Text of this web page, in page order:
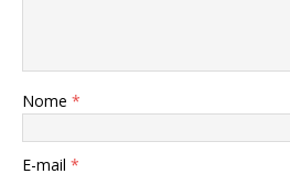
Nome *
E-mail *